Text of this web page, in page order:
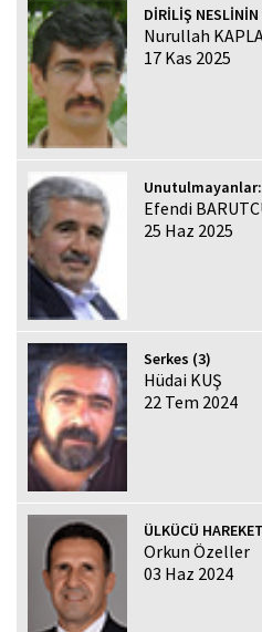
DİRİLİŞ
Nurullah
17 Kas 2025
Efendi
25 Haz 2025
Serkes (3)
Hüdai KUŞ
22 Tem 2024
ÜLKÜCÜ
Orkun Özeller
03 Haz 2024